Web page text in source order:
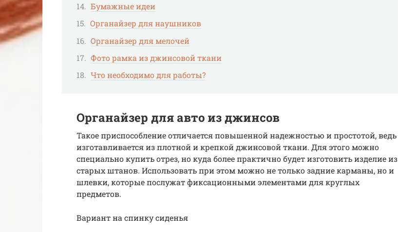
Бумажные идеи
Органайзер для наушников
Органайзер для мелочей
Фото рамка из джинсовой ткани
Что необходимо для работы?
Органайзер для авто из джинсов
Такое приспособление отличается повышенной надежностью и простотой, ведь
изготавливается из плотной и крепкой джинсовой ткани. Для этого можно
специально купить отрез, но куда более практично будет изготовить изделие из
старых штанов. Использовать при этом можно не только задние карманы, но и
шлевки, которые послужат фиксационными элементами для круглых
предметов.
Вариант на спинку сиденья